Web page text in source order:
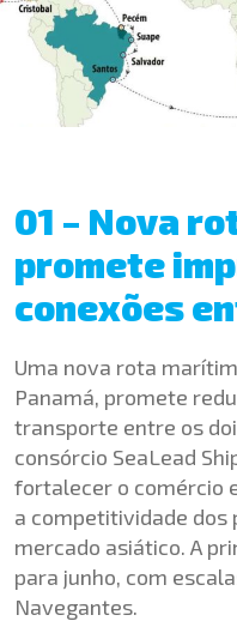
01 – Nova
promete
conexões
Uma nova rota
Panamá, promete
transporte entre os
consórcio SeaLead
fortalecer o comércio
a competitividade dos
mercado asiático. A
para junho, com
Navegantes.